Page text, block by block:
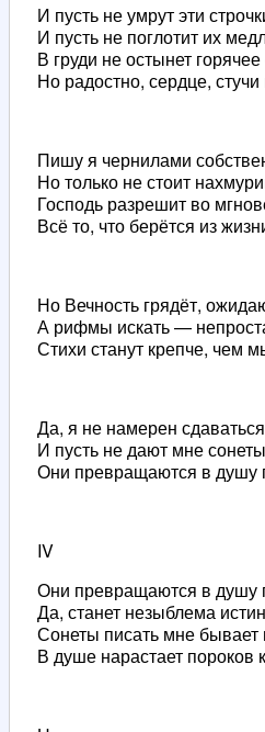
И пусть не умрут эти
И пусть не поглотит их
В груди не остынет
Но радостно, сердце,
Пишу я чернилами
Но только не стоит
Господь разрешит во
Всё то, что берётся из
Но Вечность грядёт,
А рифмы искать —
Стихи станут крепче, чем
Да, я не намерен
И пусть не дают мне
Они превращаются в душу
IV
Они превращаются в душу
Да, станет незыблема
Сонеты писать мне бывает
В душе нарастает пороков